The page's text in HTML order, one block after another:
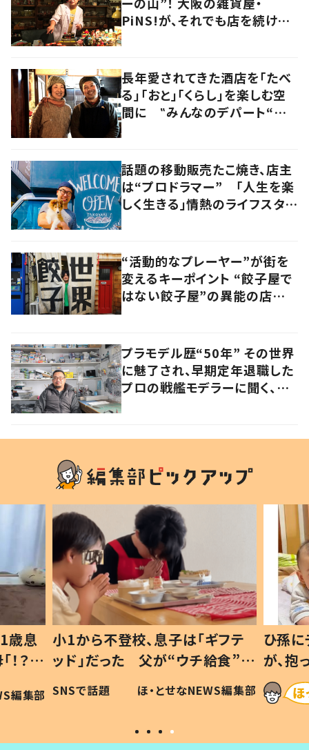
PiNS!が、それでも店を続ける
長年愛されてきた酒店を「たべ
る」「おと」「くらし」を楽しむ空
間に ‟みんなのデパート“の
話題の移動販売たこ焼き、店主
は“プロドラマー” 「人生を楽
しく生きる」情熱のライフスタイ
“活動的なプレーヤー”が街を
変えるキーポイント “餃子屋で
はない餃子屋”の異能の店主
プラモデル歴“50年” その世界
に魅了され、早期定年退職した
プロの戦艦モデラーに聞く、充
歳息
？」
編集部
小1から不登校、息子は「ギフテ
ッド」だった 父が“ウチ給食”を
作り続ける理由とは #令和の親
#令和の子
SNSで話題 ほ・とせなNEWS編集部
ひ孫
が、
「涙が
い」